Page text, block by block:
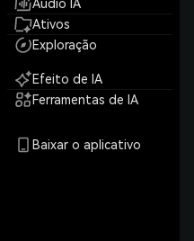
Áudio IA
Ativos
Exploração
Efeito de IA
Ferramentas de IA
Baixar o aplicativo